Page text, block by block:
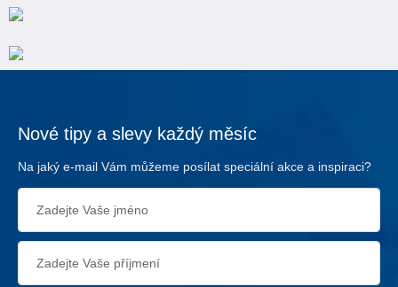
Nové tipy a slevy každý měsíc
Na jaký e-mail Vám můžeme posílat speciální akce a inspiraci?